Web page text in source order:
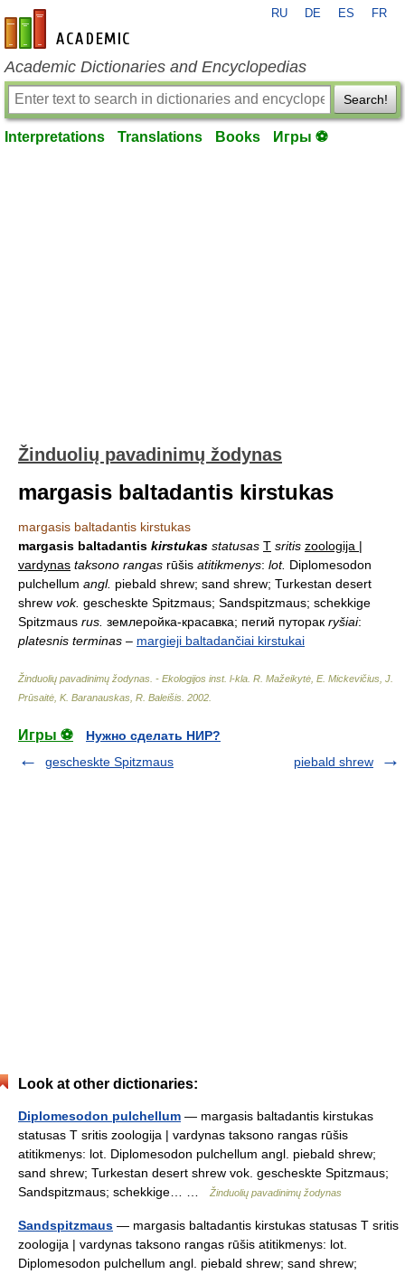
en-academic.com
RU DE ES FR
Academic Dictionaries and Encyclopedias
Search!
Interpretations Translations Books Игры ⚽
Žinduolių pavadinimų žodynas
margasis baltadantis kirstukas
margasis baltadantis kirstukas
margasis baltadantis kirstukas statusas T sritis zoologija |
vardynas taksono rangas rūšis atitikmenys: lot. Diplomesodon
pulchellum angl. piebald shrew; sand shrew; Turkestan desert
shrew vok. gescheskte Spitzmaus; Sandspitzmaus; schekkige
Spitzmaus rus. землеройка-красавка; пегий путорак ryšiai:
platesnis terminas – margieji baltadančiai kirstukai
Žinduolių pavadinimų žodynas. - Ekologijos inst. l-kla R. Mažeikytė, E. Mickevičius, J.
Prūsaitė, K. Baranauskas, R. Baleišis 2002
Игры ⚽
Нужно сделать НИР?
gescheskte Spitzmaus
piebald shrew
Look at other dictionaries:
Diplomesodon pulchellum — margasis baltadantis kirstukas
statusas T sritis zoologija | vardynas taksono rangas rūšis
atitikmenys: lot. Diplomesodon pulchellum angl. piebald shrew;
sand shrew; Turkestan desert shrew vok. gescheskte Spitzmaus;
Sandspitzmaus; schekkige… …
Žinduolių pavadinimų žodynas
Sandspitzmaus — margasis baltadantis kirstukas statusas T sritis
zoologija | vardynas taksono rangas rūšis atitikmenys: lot.
Diplomesodon pulchellum angl. piebald shrew; sand shrew;